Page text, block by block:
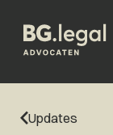
Updates